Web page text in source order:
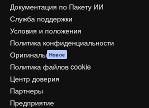
Документация по Пакету ИИ
Служба поддержки
Условия и положения
Политика конфиденциальности
Оригиналы Новое
Политика файлов cookie
Центр доверия
Партнеры
Предприятие